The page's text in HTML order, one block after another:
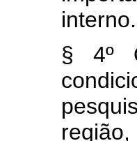
interno.
§ 4º